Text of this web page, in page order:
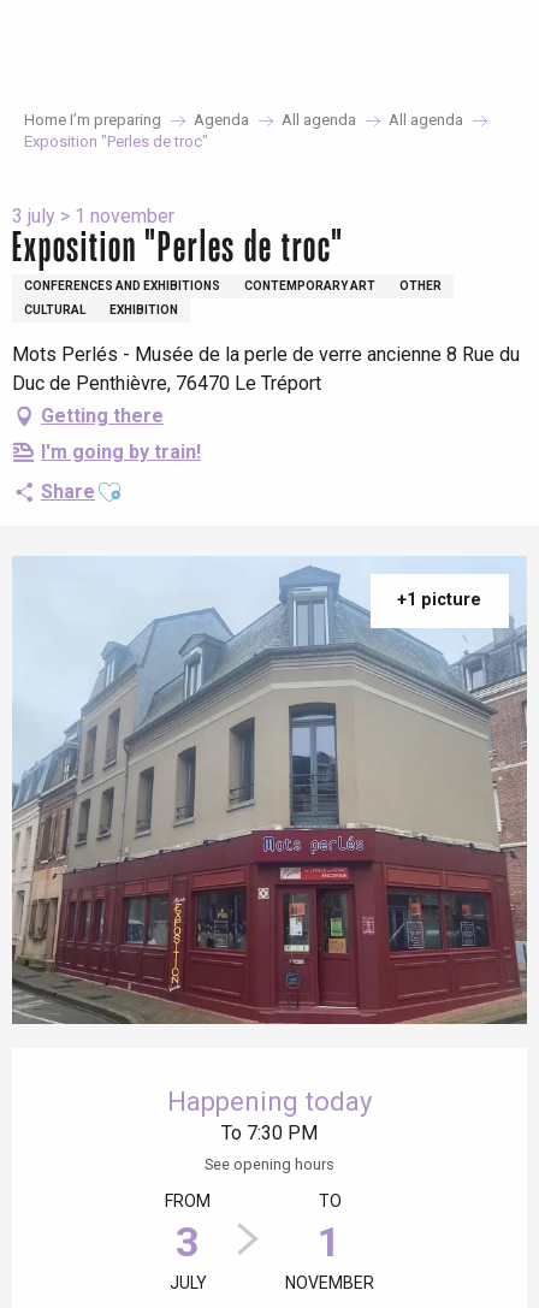
Home I’m preparing Agenda All agenda
All agenda
Exposition "Perles de troc"
3 july > 1 november
Exposition "Perles de troc"
CONFERENCES AND EXHIBITIONS CONTEMPORARY ART
OTHER
CULTURAL
EXHIBITION
Mots Perlés - Musée de la perle de verre ancienne 8 Rue du
Duc de Penthièvre, 76470 Le Tréport
Getting there
I'm going by train!
Share Ajouter aux favoris
+1 picture
Happening today
To 7:30 PM
See opening hours
FROM
3
JULY
TO
1
NOVEMBER